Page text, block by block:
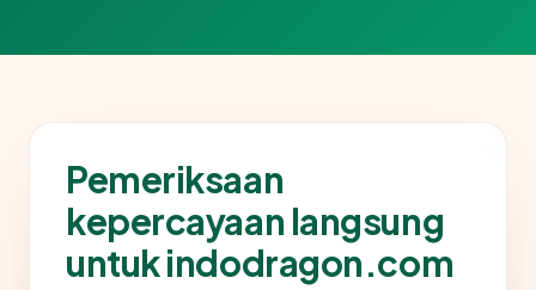
Pemeriksaan
kepercayaan langsung
untuk indodragon.com